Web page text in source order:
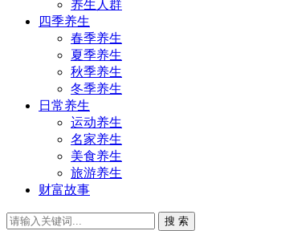
养生人群
四季养生
春季养生
夏季养生
秋季养生
冬季养生
日常养生
运动养生
名家养生
美食养生
旅游养生
财富故事
搜 索